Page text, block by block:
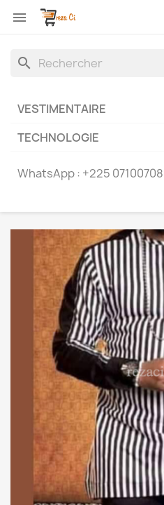

search
VESTIMENTAIRE
TECHNOLOGIE
WhatsApp : +225